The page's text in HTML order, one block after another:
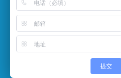
多
间风
风
粤ICP备
提交